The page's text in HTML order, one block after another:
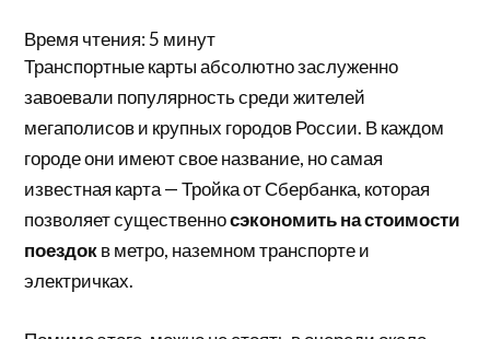
Время чтения:5 минут
Транспортные карты абсолютно заслуженно
завоевали популярность среди жителей
мегаполисов и крупных городов России. В каждом
городе они имеют свое название, но самая
известная карта — Тройка от Сбербанка, которая
позволяет существенносэкономить на стоимости
поездокв метро, наземном транспорте и
электричках.